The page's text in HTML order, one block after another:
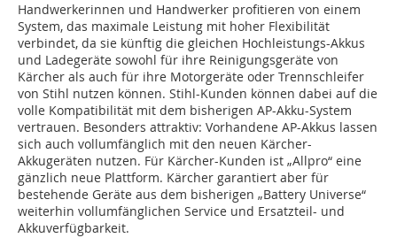
Handwerkerinnen und Handwerker profitieren von einem
System, das maximale Leistung mit hoher Flexibilität
verbindet, da sie künftig die gleichen Hochleistungs-Akkus
und Ladegeräte sowohl für ihre Reinigungsgeräte von
Kärcher als auch für ihre Motorgeräte oder Trennschleifer
von Stihl nutzen können. Stihl-Kunden können dabei auf die
volle Kompatibilität mit dem bisherigen AP-Akku-System
vertrauen. Besonders attraktiv: Vorhandene AP-Akkus lassen
sich auch vollumfänglich mit den neuen Kärcher-
Akkugeräten nutzen. Für Kärcher-Kunden ist „Allpro“ eine
gänzlich neue Plattform. Kärcher garantiert aber für
bestehende Geräte aus dem bisherigen „Battery Universe“
weiterhin vollumfänglichen Service und Ersatzteil- und
Akkuverfügbarkeit.